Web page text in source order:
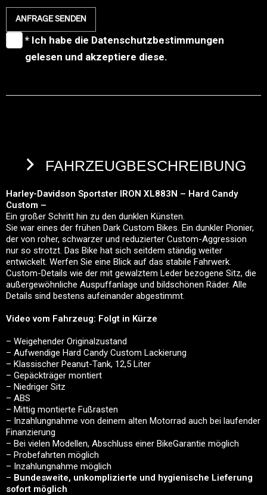
ANFRAGE SENDEN
* Ich habe die Datenschutzbestimmungen
gelesen und akzeptiere diese.
FAHRZEUGBESCHREIBUNG
Harley-Davidson Sportster IRON XL883N – Hard Candy
Custom –
Ein großer Schritt hin zu den dunklen Künsten.
Sie war eines der frühen Dark Custom Bikes. Ein dunkler Pionier,
der von roher, schwarzer und reduzierter Custom-Aggression
nur so strotzt. Das Bike hat sich seitdem ständig weiter
entwickelt. Werfen Sie eine Blick auf das stabile Fahrwerk.
Custom-Details wie der mit gewalztem Leder bezogene Sitz, die
außergewöhnliche Auspuffanlage und bildschönen Räder. Alle
Details sind bestens aufeinander abgestimmt.
Video vom Fahrzeug: Folgt in Kürze
– Weigehender Originalzustand
– Aufwendige Hard Candy Custom Lackierung
– Klassischer Peanut-Tank, 12,5 Liter
– Gepäckträger montiert
– Niedriger Sitz
– ABS
– Mittig montierte Fußrasten
– Inzahlungnahme von deinem alten Motorrad auch bei laufender
Finanzierung
– Bei vielen Modellen, Abschluss einer BikeGarantie möglich
– Probefahrten möglich
– Inzahlungnahme möglich
– Bundesweite, unkomplizierte und hygienische Lieferung
sofort möglich